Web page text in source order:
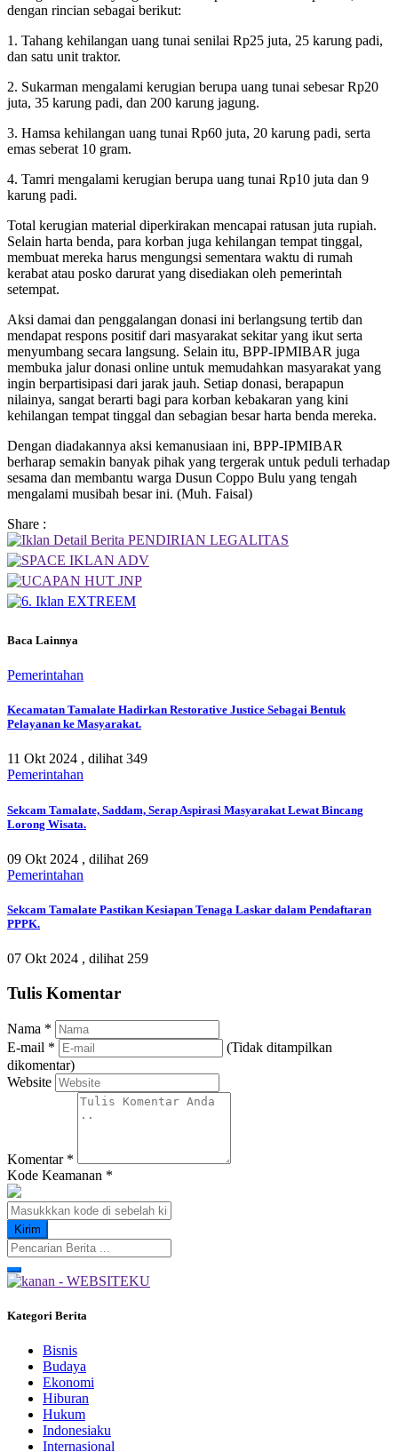
dengan rincian sebagai berikut:
1. Tahang kehilangan uang tunai senilai Rp25 juta, 25 karung padi,
dan satu unit traktor.
2. Sukarman mengalami kerugian berupa uang tunai sebesar Rp20
juta, 35 karung padi, dan 200 karung jagung.
3. Hamsa kehilangan uang tunai Rp60 juta, 20 karung padi, serta
emas seberat 10 gram.
4. Tamri mengalami kerugian berupa uang tunai Rp10 juta dan 9
karung padi.
Total kerugian material diperkirakan mencapai ratusan juta rupiah.
Selain harta benda, para korban juga kehilangan tempat tinggal,
membuat mereka harus mengungsi sementara waktu di rumah
kerabat atau posko darurat yang disediakan oleh pemerintah
setempat.
Aksi damai dan penggalangan donasi ini berlangsung tertib dan
mendapat respons positif dari masyarakat sekitar yang ikut serta
menyumbang secara langsung. Selain itu, BPP-IPMIBAR juga
membuka jalur donasi online untuk memudahkan masyarakat yang
ingin berpartisipasi dari jarak jauh. Setiap donasi, berapapun
nilainya, sangat berarti bagi para korban kebakaran yang kini
kehilangan tempat tinggal dan sebagian besar harta benda mereka.
Dengan diadakannya aksi kemanusiaan ini, BPP-IPMIBAR
berharap semakin banyak pihak yang tergerak untuk peduli terhadap
sesama dan membantu warga Dusun Coppo Bulu yang tengah
mengalami musibah besar ini. (Muh. Faisal)
Share :
Baca Lainnya
Pemerintahan
Kecamatan Tamalate Hadirkan Restorative Justice Sebagai Bentuk
Pelayanan ke Masyarakat.
11 Okt 2024 , dilihat 349
Pemerintahan
Sekcam Tamalate, Saddam, Serap Aspirasi Masyarakat Lewat Bincang
Lorong Wisata.
09 Okt 2024 , dilihat 269
Pemerintahan
Sekcam Tamalate Pastikan Kesiapan Tenaga Laskar dalam Pendaftaran
PPPK.
07 Okt 2024 , dilihat 259
Tulis Komentar
Nama *
E-mail *
(Tidak ditampilkan
dikomentar)
Website
Komentar *
Kode Keamanan *
Kategori Berita
Bisnis
Budaya
Ekonomi
Hiburan
Hukum
Indonesiaku
Internasional